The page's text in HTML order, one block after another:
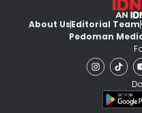
About UsEditorial Team
Pedoman